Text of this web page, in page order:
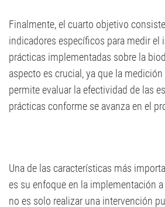
Finalmente, el cuarto objetivo
indicadores específicos para medir el
prácticas implementadas sobre la
aspecto es crucial, ya que la
permite evaluar la efectividad de las
prácticas conforme se avanza en el
Una de las características más
es su enfoque en la implementación
no es solo realizar una intervención